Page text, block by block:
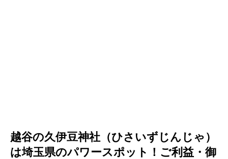
越谷の久伊豆神社（ひさいずじんじゃ）
は埼玉県のパワースポット！ご利益・御